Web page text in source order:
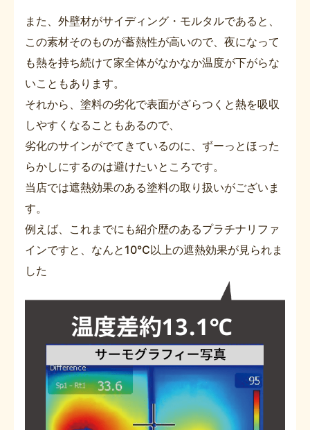
また、外壁材がサイディング・モルタルであると、
この素材そのものが蓄熱性が高いので、夜になって
も熱を持ち続けて家全体がなかなか温度が下がらな
いこともあります。
それから、塗料の劣化で表面がざらつくと熱を吸収
しやすくなることもあるので、
劣化のサインがでてきているのに、ずーっとほった
らかしにするのは避けたいところです。
当店では遮熱効果のある塗料の取り扱いがございま
す。
例えば、これまでにも紹介歴のあるプラチナリファ
インですと、なんと10℃以上の遮熱効果が見られま
した